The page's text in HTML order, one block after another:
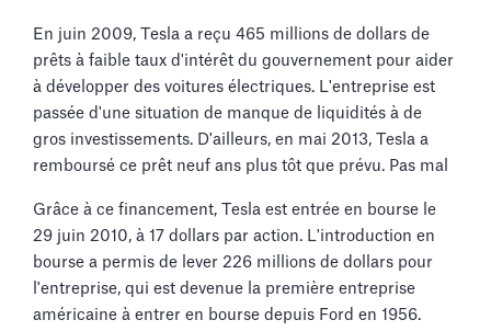
En juin 2009, Tesla a reçu 465 millions de dollars de
prêts à faible taux d'intérêt du gouvernement pour aider
à développer des voitures électriques. L'entreprise est
passée d'une situation de manque de liquidités à de
gros investissements. D'ailleurs, en mai 2013, Tesla a
remboursé ce prêt neuf ans plus tôt que prévu. Pas mal
Grâce à ce financement, Tesla est entrée en bourse le
29 juin 2010, à 17 dollars par action. L'introduction en
bourse a permis de lever 226 millions de dollars pour
l'entreprise, qui est devenue la première entreprise
américaine à entrer en bourse depuis Ford en 1956.